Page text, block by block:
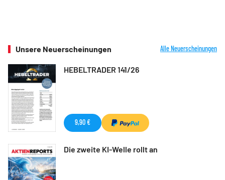
Unsere Neuerscheinungen Alle Neuerscheinungen
HEBELTRADER 141/26
9,90 €
Die zweite KI-Welle rollt an